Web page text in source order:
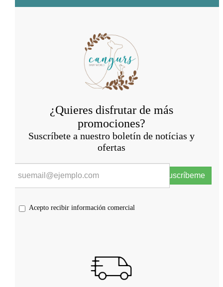
¿Quieres disfrutar de más
promociones?
Suscríbete a nuestro boletín de notícias y
ofertas
Suscríbeme
Acepto recibir información comercial